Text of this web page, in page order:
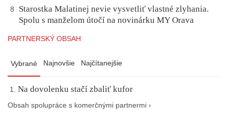
8
Starostka Malatinej nevie vysvetliť vlastné zlyhania.
Spolu s manželom útočí na novinárku MY Orava
PARTNERSKÝ OBSAH
Vybrané Najnovšie Najčítanejšie
Na dovolenku stačí zbaliť kufor
Obsah spolupráce s komerčnými partnermi ›